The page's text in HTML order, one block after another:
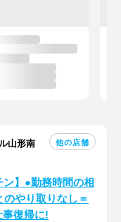
山形南
他の店舗
ン】●勤務時間の相
やり取りなし＝
事復帰に!